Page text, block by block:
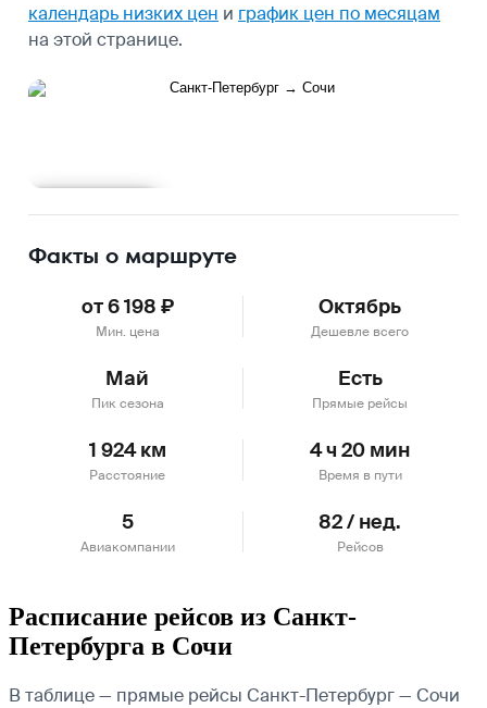
календарь низких цен и график цен по месяцам
на этой странице.
Факты о маршруте
от 6 198 ₽
Мин. цена
Октябрь
Дешевле всего
Май
Пик сезона
Есть
Прямые рейсы
1 924 км
Расстояние
4 ч 20 мин
Время в пути
5
Авиакомпании
82 / нед.
Рейсов
Расписание рейсов из Санкт-
Петербурга в Сочи
В таблице — прямые рейсы Санкт-Петербург — Сочи